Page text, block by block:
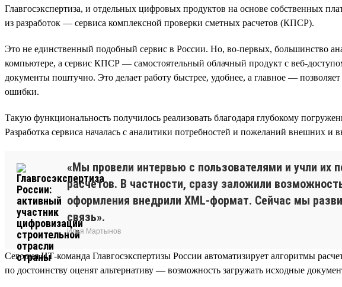
Главгосэкспертиза, и отдельных цифровых продуктов на основе собственных
из разработок — сервиса комплексной проверки сметных расчетов (КПСР).
Это не единственный подобный сервис в России. Но, во-первых, большинство
компьютере, а сервис КПСР — самостоятельный облачный продукт с веб-
документы поштучно. Это делает работу быстрее, удобнее, а главное —
ошибки.
Такую функциональность получилось реализовать благодаря глубокому
Разработка сервиса началась с аналитики потребностей и пожеланий внешних
«Мы провели интервью с пользователями и учли их
расчетов. В частности, сразу заложили
оформления внедрили XML-формат. Сейчас мы
связь».
Илья Мартынов
Сегодня ИТ-команда Главгосэкспертизы России автоматизирует алгоритмы
по достоинству оценят альтернативу — возможность загружать исходные